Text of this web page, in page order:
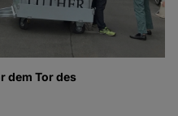
dem Tor des